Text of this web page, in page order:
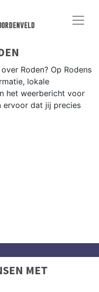
Roden? Op Rodens
lokale
het weerbericht voor
ervoor dat jij precies
MET